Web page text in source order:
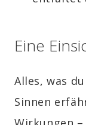
Eine
Alles, was
Sinnen